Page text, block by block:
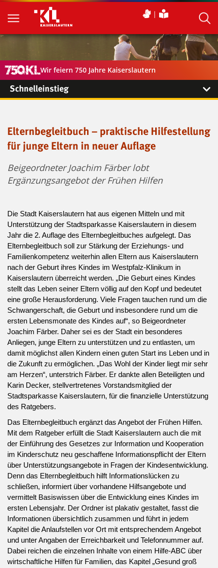
Wir feiern 750 Jahre Kaiserslautern
Schnelleinstieg
Elternbegleitbuch – praktische Hilfestellung
für junge Eltern in neuer Auflage
Beigeordneter Joachim Färber lobt
Ergänzungsangebot der Frühen Hilfen
Die Stadt Kaiserslautern hat aus eigenen Mitteln und mit
Unterstützung der Stadtsparkasse Kaiserslautern in diesem
Jahr die 2. Auflage des Elternbegleitbuches aufgelegt. Das
Elternbegleitbuch soll zur Stärkung der Erziehungs- und
Familienkompetenz weiterhin allen Eltern aus Kaiserslautern
nach der Geburt ihres Kindes im Westpfalz-Klinikum in
Kaiserslautern überreicht werden. „Die Geburt eines Kindes
stellt das Leben seiner Eltern völlig auf den Kopf und bedeutet
eine große Herausforderung. Viele Fragen tauchen rund um die
Schwangerschaft, die Geburt und insbesondere rund um die
ersten Lebensmonate des Kindes auf“, so Beigeordneter
Joachim Färber. Daher sei es der Stadt ein besonderes
Anliegen, junge Eltern zu unterstützen und zu entlasten, um
damit möglichst allen Kindern einen guten Start ins Leben und in
die Zukunft zu ermöglichen. „Das Wohl der Kinder liegt mir sehr
am Herzen“, unterstrich Färber. Er dankte allen Beteiligten und
Karin Decker, stellvertretenes Vorstandsmitglied der
Stadtsparkasse Kaiserslautern, für die finanzielle Unterstützung
des Ratgebers.
Das Elternbegleitbuch ergänzt das Angebot der Frühen Hilfen.
Mit dem Ratgeber erfüllt die Stadt Kaiserslautern auch die mit
der Einführung des Gesetzes zur Information und Kooperation
im Kinderschutz neu geschaffene Informationspflicht der Eltern
über Unterstützungsangebote in Fragen der Kindesentwicklung.
Denn das Elternbegleitbuch hilft Informationslücken zu
schließen, informiert über vorhandene Hilfsangebote und
vermittelt Basiswissen über die Entwicklung eines Kindes im
ersten Lebensjahr. Der Ordner ist plakativ gestaltet, fasst die
Informationen übersichtlich zusammen und führt in jedem
Kapitel die Anlaufstellen vor Ort mit entsprechendem Angebot
und unter Angaben der Erreichbarkeit und Telefonnummer auf.
Dabei reichen die einzelnen Inhalte von einem Hilfe-ABC über
wirtschaftliche Hilfen für Familien, das Kapitel „Gesund groß